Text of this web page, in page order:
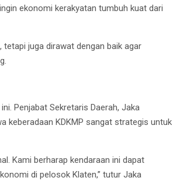
ekonomi kerakyatan tumbuh kuat dari
tetapi juga dirawat dengan baik agar
Penjabat Sekretaris Daerah, Jaka
keberadaan KDKMP sangat strategis untuk
Kami berharap kendaraan ini dapat
di pelosok Klaten,” tutur Jaka